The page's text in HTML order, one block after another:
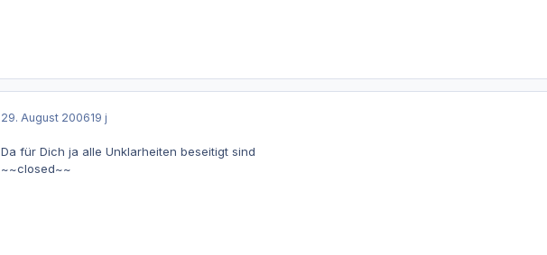
29. August 200619 j
Da für Dich ja alle Unklarheiten beseitigt sind
~~closed~~